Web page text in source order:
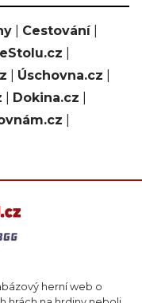
Cestování|
Úschovna.cz
Dokina.cz
herní web o